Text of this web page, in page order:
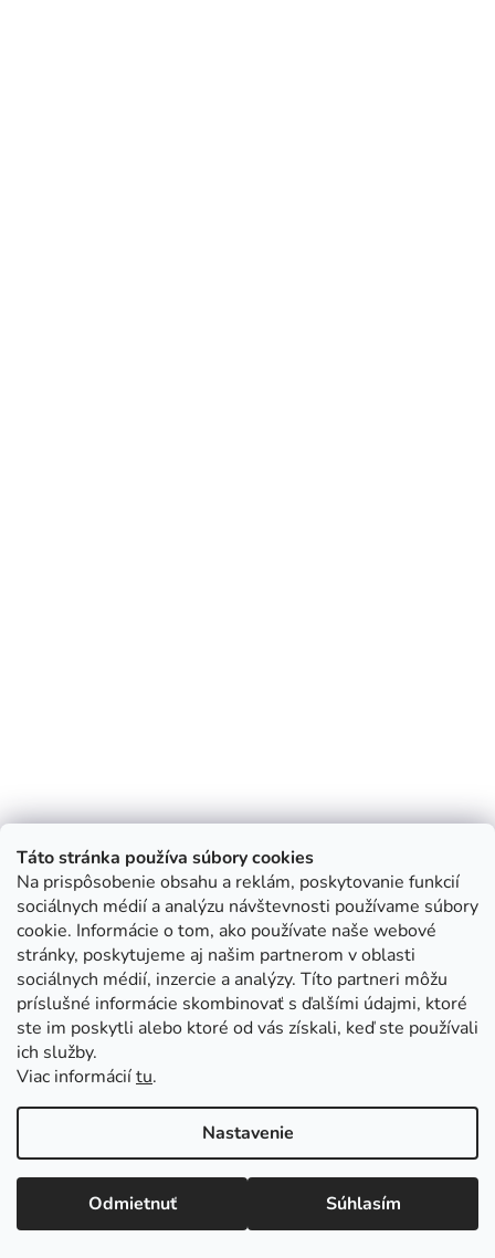
Táto stránka používa súbory cookies
Na prispôsobenie obsahu a reklám, poskytovanie funkcií
sociálnych médií a analýzu návštevnosti používame súbory
cookie. Informácie o tom, ako používate naše webové
stránky, poskytujeme aj našim partnerom v oblasti
sociálnych médií, inzercie a analýzy. Títo partneri môžu
príslušné informácie skombinovať s ďalšími údajmi, ktoré
ste im poskytli alebo ktoré od vás získali, keď ste používali
ich služby.
Viac informáciítu.
Nastavenie
Odmietnuť Súhlasím